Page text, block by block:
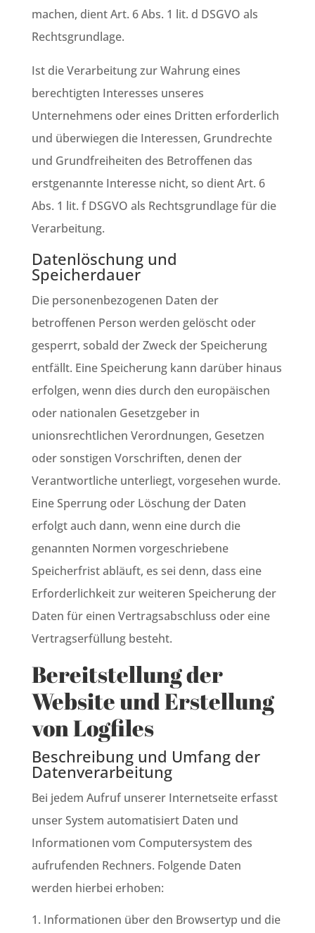
machen, dient Art. 6 Abs. 1 lit. d DSGVO als
Rechtsgrundlage.
Ist die Verarbeitung zur Wahrung eines
berechtigten Interesses unseres
Unternehmens oder eines Dritten erforderlich
und überwiegen die Interessen, Grundrechte
und Grundfreiheiten des Betroffenen das
erstgenannte Interesse nicht, so dient Art. 6
Abs. 1 lit. f DSGVO als Rechtsgrundlage für die
Verarbeitung.
Datenlöschung und
Speicherdauer
Die personenbezogenen Daten der
betroffenen Person werden gelöscht oder
gesperrt, sobald der Zweck der Speicherung
entfällt. Eine Speicherung kann darüber hinaus
erfolgen, wenn dies durch den europäischen
oder nationalen Gesetzgeber in
unionsrechtlichen Verordnungen, Gesetzen
oder sonstigen Vorschriften, denen der
Verantwortliche unterliegt, vorgesehen wurde.
Eine Sperrung oder Löschung der Daten
erfolgt auch dann, wenn eine durch die
genannten Normen vorgeschriebene
Speicherfrist abläuft, es sei denn, dass eine
Erforderlichkeit zur weiteren Speicherung der
Daten für einen Vertragsabschluss oder eine
Vertragserfüllung besteht.
Bereitstellung der
Website und Erstellung
von Logfiles
Beschreibung und Umfang der
Datenverarbeitung
Bei jedem Aufruf unserer Internetseite erfasst
unser System automatisiert Daten und
Informationen vom Computersystem des
aufrufenden Rechners. Folgende Daten
werden hierbei erhoben:
Informationen über den Browsertyp und die